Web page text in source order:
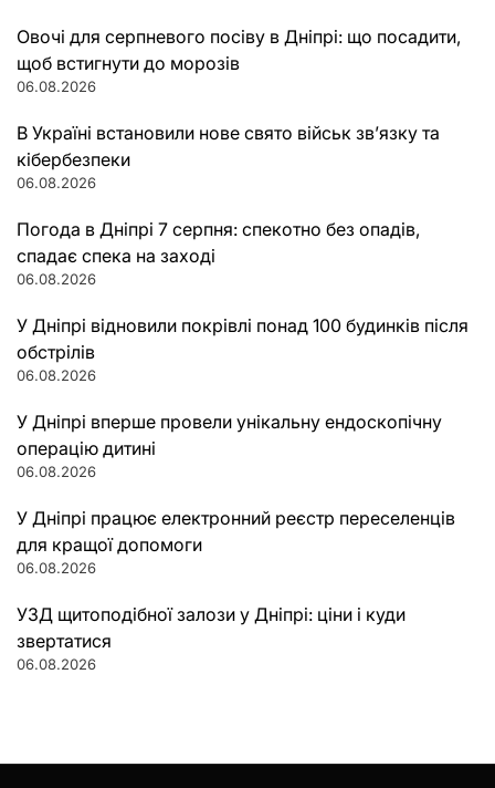
Овочі для серпневого посіву в Дніпрі: що посадити,
щоб встигнути до морозів
06.08.2026
В Україні встановили нове свято військ зв’язку та
кібербезпеки
06.08.2026
Погода в Дніпрі 7 серпня: спекотно без опадів,
спадає спека на заході
06.08.2026
У Дніпрі відновили покрівлі понад 100 будинків після
обстрілів
06.08.2026
У Дніпрі вперше провели унікальну ендоскопічну
операцію дитині
06.08.2026
У Дніпрі працює електронний реєстр переселенців
для кращої допомоги
06.08.2026
УЗД щитоподібної залози у Дніпрі: ціни і куди
звертатися
06.08.2026